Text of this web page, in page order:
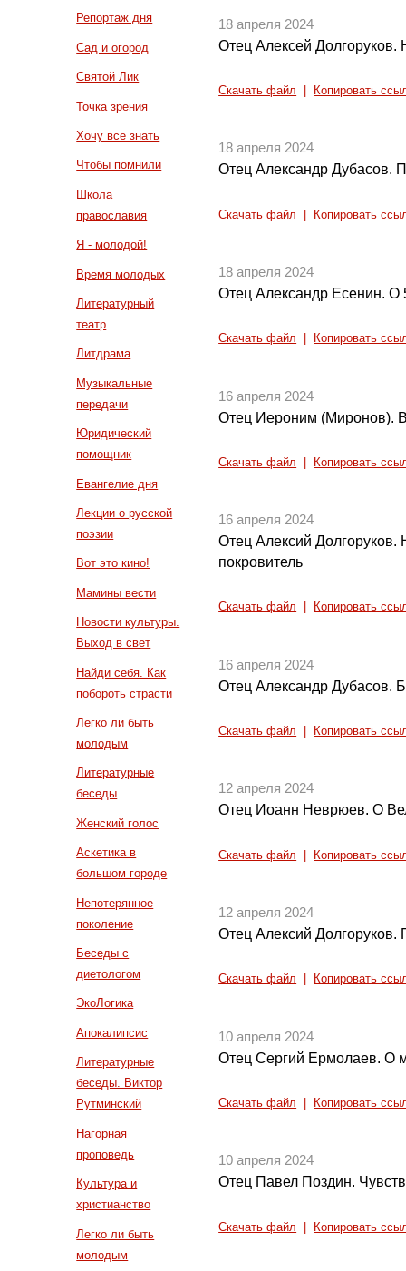
Репортаж дня
Сад и огород
Святой Лик
Точка зрения
Хочу все знать
Чтобы помнили
Школа
православия
Я - молодой!
Время молодых
Литературный
театр
Литдрама
Музыкальные
передачи
Юридический
помощник
Евангелие дня
Лекции о русской
поэзии
Вот это кино!
Мамины вести
Новости культуры.
Выход в свет
Найди себя. Как
побороть страсти
Легко ли быть
молодым
Литературные
беседы
Женский голос
Аскетика в
большом городе
Непотерянное
поколение
Беседы с
диетологом
ЭкоЛогика
Апокалипсис
Литературные
беседы. Виктор
Рутминский
Нагорная
проповедь
Культура и
христианство
Легко ли быть
молодым
18 апреля 2024
Отец Алексей Долгоруков.
Скачать файл Копировать
18 апреля 2024
Отец Александр Дубасов.
Скачать файл Копировать
18 апреля 2024
Отец Александр Есенин. О
Скачать файл Копировать
16 апреля 2024
Отец Иероним (Миронов).
Скачать файл Копировать
16 апреля 2024
Отец Алексий Долгоруков.
покровитель
Скачать файл Копировать
16 апреля 2024
Отец Александр Дубасов.
Скачать файл Копировать
12 апреля 2024
Отец Иоанн Неврюев. О
Скачать файл Копировать
12 апреля 2024
Отец Алексий
Скачать файл Копировать
10 апреля 2024
Отец Сергий Ермолаев. О
Скачать файл Копировать
10 апреля 2024
Отец Павел Поздин.
Скачать файл Копировать